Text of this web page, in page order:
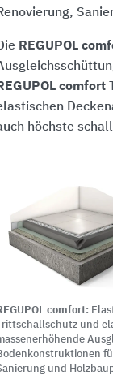
REGUPOL
comfort
höchste
comfort:
und
und